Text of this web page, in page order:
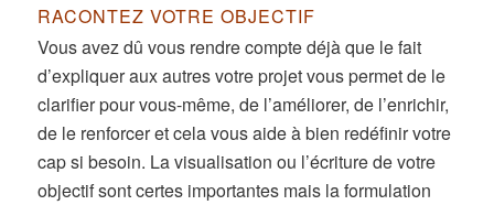
RACONTEZ VOTRE OBJECTIF
Vous avez dû vous rendre compte déjà que le fait
d’expliquer aux autres votre projet vous permet de le
clarifier pour vous-même, de l’améliorer, de l’enrichir,
de le renforcer et cela vous aide à bien redéfinir votre
cap si besoin. La visualisation ou l’écriture de votre
objectif sont certes importantes mais la formulation